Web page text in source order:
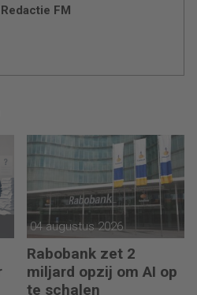
Redactie FM
04 augustus 2026
Rabobank zet 2
miljard opzij om AI op
te schalen